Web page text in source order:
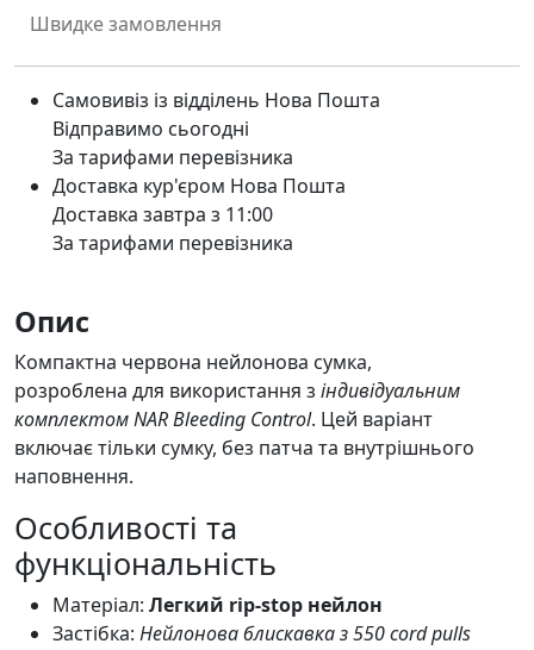
Швидке замовлення
Самовивіз із відділень Нова Пошта
Відправимо сьогодні
За тарифами перевізника
Доставка кур'єром Нова Пошта
Доставка завтра з 11:00
За тарифами перевізника
Опис
Компактна червона нейлонова сумка,
розроблена для використання з індивідуальним
комплектом NAR Bleeding Control. Цей варіант
включає тільки сумку, без патча та внутрішнього
наповнення.
Особливості та
функціональність
Матеріал: Легкий rip-stop нейлон
Застібка: Нейлонова блискавка з 550 cord pulls